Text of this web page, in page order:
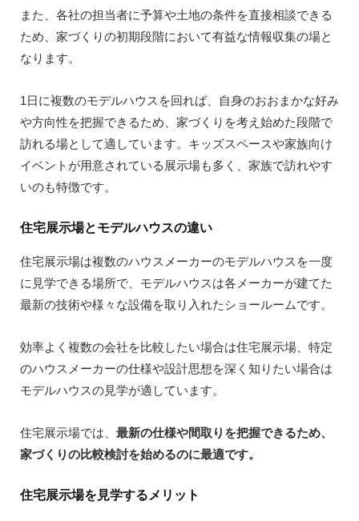
また、各社の担当者に予算や土地の条件を直接相談できる
ため、家づくりの初期段階において有益な情報収集の場と
なります。
1日に複数のモデルハウスを回れば、自身のおおまかな好み
や方向性を把握できるため、家づくりを考え始めた段階で
訪れる場として適しています。キッズスペースや家族向け
イベントが用意されている展示場も多く、家族で訪れやす
いのも特徴です。
住宅展示場とモデルハウスの違い
住宅展示場は複数のハウスメーカーのモデルハウスを一度
に見学できる場所で、モデルハウスは各メーカーが建てた
最新の技術や様々な設備を取り入れたショールームです。
効率よく複数の会社を比較したい場合は住宅展示場、特定
のハウスメーカーの仕様や設計思想を深く知りたい場合は
モデルハウスの見学が適しています。
住宅展示場では、 最新の仕様や間取りを把握できるため、
家づくりの比較検討を始めるのに最適です。
住宅展示場を見学するメリット